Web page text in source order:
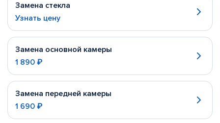
Замена стекла
Узнать цену
Замена основной камеры
1 890 ₽
Замена передней камеры
1 690 ₽